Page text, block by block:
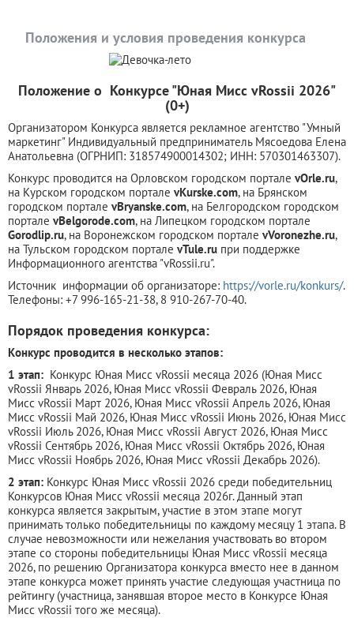
Положения и условия проведения конкурса
Положение о Конкурсе "Юная Мисс vRossii 2026"
(0+)
Организатором Конкурса является рекламное агентство "Умный
маркетинг" Индивидуальный предприниматель Мясоедова Елена
Анатольевна (ОГРНИП: 318574900014302; ИНН: 570301463307).
Конкурс проводится на Орловском городском портале vOrle.ru,
на Курском городском портале vKurske.com, на Брянском
городском портале vBryanske.com, на Белгородском городском
портале vBelgorode.com, на Липецком городском портале
Gorodlip.ru, на Воронежском городском портале vVoronezhe.ru,
на Тульском городском портале vTule.ru при поддержке
Информационного агентства "vRossii.ru".
Источник информации об организаторе: https://vorle.ru/konkurs/.
Телефоны: +7 996-165-21-38, 8 910-267-70-40.
Порядок проведения конкурса:
Конкурс проводится в несколько этапов:
1 этап: Конкурс Юная Мисс vRossii месяца 2026 (Юная Мисс
vRossii Январь 2026, Юная Мисс vRossii Февраль 2026, Юная
Мисс vRossii Март 2026, Юная Мисс vRossii Апрель 2026, Юная
Мисс vRossii Май 2026, Юная Мисс vRossii Июнь 2026, Юная Мисс
vRossii Июль 2026, Юная Мисс vRossii Август 2026, Юная Мисс
vRossii Сентябрь 2026, Юная Мисс vRossii Октябрь 2026, Юная
Мисс vRossii Ноябрь 2026, Юная Мисс vRossii Декабрь 2026).
2 этап: Конкурс Юная Мисс vRossii 2026 среди победительниц
Конкурсов Юная Мисс vRossii месяца 2026г. Данный этап
конкурса является закрытым, участие в этом этапе могут
принимать только победительницы по каждому месяцу 1 этапа. В
случае невозможности или нежелания участвовать во втором
этапе со стороны победительницы Юная Мисс vRossii месяца
2026, по решению Организатора конкурса вместо нее в данном
этапе конкурса может принять участие следующая участница по
рейтингу (участница, занявшая второе место в Конкурсе Юная
Мисс vRossii того же месяца).